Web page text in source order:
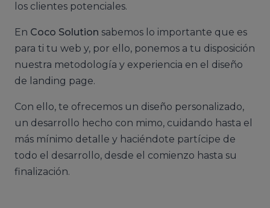
los clientes potenciales.
En Coco Solution sabemos lo importante que es
para ti tu web y, por ello, ponemos a tu disposición
nuestra metodología y experiencia en el diseño
de landing page.
Con ello, te ofrecemos un diseño personalizado,
un desarrollo hecho con mimo, cuidando hasta el
más mínimo detalle y haciéndote partícipe de
todo el desarrollo, desde el comienzo hasta su
finalización.